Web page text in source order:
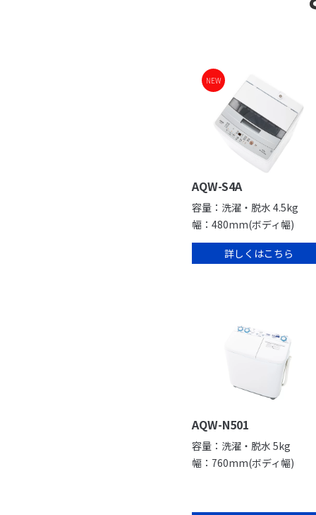
NEW
AQW-S4A
容量：洗濯・脱水 4.5kg
幅：480mm(ボディ幅)
詳しくはこちら
AQW-N501
容量：洗濯・脱水 5kg
幅：760mm(ボディ幅)